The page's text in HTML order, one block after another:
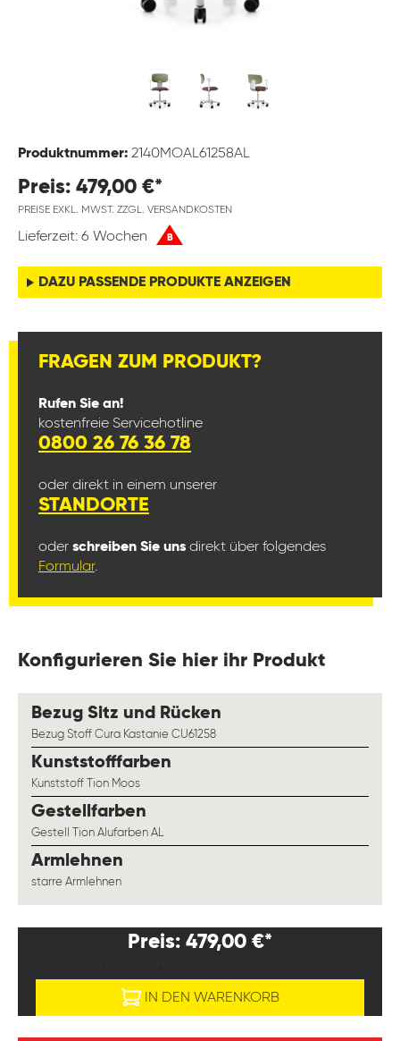
Produktnummer: 2140MOAL61258AL
Preis: 479,00 €*
PREISE EXKL. MWST. ZZGL. VERSANDKOSTEN
Lieferzeit: 6 Wochen B
DAZU PASSENDE PRODUKTE ANZEIGEN
FRAGEN ZUM PRODUKT?
Rufen Sie an!
kostenfreie Servicehotline
0800 26 76 36 78
oder direkt in einem unserer
STANDORTE
oder schreiben Sie uns direkt über folgendes
Formular.
Konfigurieren Sie hier ihr Produkt
Bezug Sitz und Rücken
Bezug Stoff Cura Kastanie CU61258
Kunststofffarben
Kunststoff Tion Moos
Gestellfarben
Gestell Tion Alufarben AL
Armlehnen
starre Armlehnen
Preis: 479,00 €*
IN DEN WARENKORB